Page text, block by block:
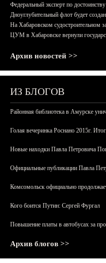
Федеральный эксперт по
Дноуглубительный флот будет
На Хабаровском судостроительном
ЦУМ в Хабаровске вернули
Архив новостей >>
ИЗ БЛОГОВ
Районная библиотека в Амурске
Голая вечеринка Роснано 2015г. Итог.
Новые находки Павла Петровича
Официальные публикации Павла
Комсомольск официально
Кого боится Путин: Сергей Фургал
Повышение платы в автобусах за
Архив блогов >>